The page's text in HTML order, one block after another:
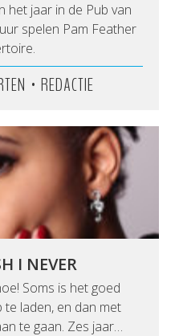
het jaar in de Pub van
spelen Pam Feather
• REDACTIE
I NEVER
Soms is het goed
laden, en dan met
te gaan. Zes jaar…